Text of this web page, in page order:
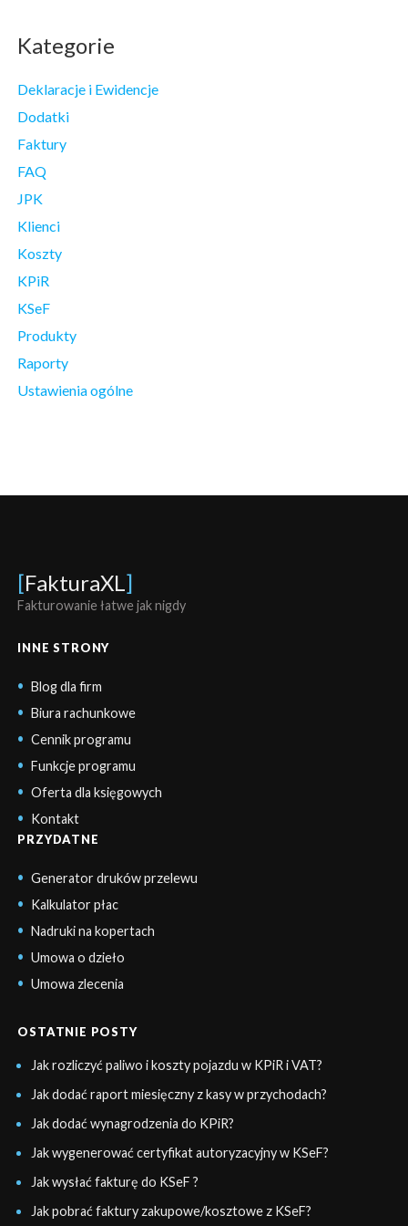
Kategorie
Deklaracje i Ewidencje
Dodatki
Faktury
FAQ
JPK
Klienci
Koszty
KPiR
KSeF
Produkty
Raporty
Ustawienia ogólne
[FakturaXL]
Fakturowanie łatwe jak nigdy
INNE STRONY
Blog dla firm
Biura rachunkowe
Cennik programu
Funkcje programu
Oferta dla księgowych
Kontakt
PRZYDATNE
Generator druków przelewu
Kalkulator płac
Nadruki na kopertach
Umowa o dzieło
Umowa zlecenia
OSTATNIE POSTY
Jak rozliczyć paliwo i koszty pojazdu w KPiR i VAT?
Jak dodać raport miesięczny z kasy w przychodach?
Jak dodać wynagrodzenia do KPiR?
Jak wygenerować certyfikat autoryzacyjny w KSeF?
Jak wysłać fakturę do KSeF ?
Jak pobrać faktury zakupowe/kosztowe z KSeF?